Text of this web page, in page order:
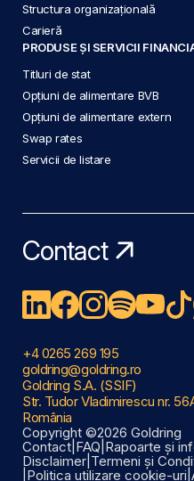
Structura organizațională
Carieră
PRODUSE ȘI SERVICII
Titluri de stat
Opțiuni de alimentare BVB
Opțiuni de alimentare extern
Swap rates
Servicii de listare
Contact
+4 0265 269 195
goldring@goldring.ro
Goldring S.A. (SSIF)
Str. Tudor Vladimirescu nr.
România
Copyright ©2026 Goldring
Contact FAQ Rapoarte și
Disclaimer Termeni și
Politica utilizare cookie-uri